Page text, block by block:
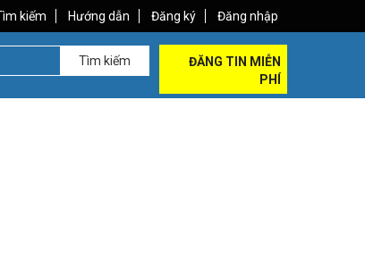
kiếm Hướng dẫn Đăng ký Đăng nhập
Tìm kiếm
ĐĂNG TIN MIỄN
PHÍ